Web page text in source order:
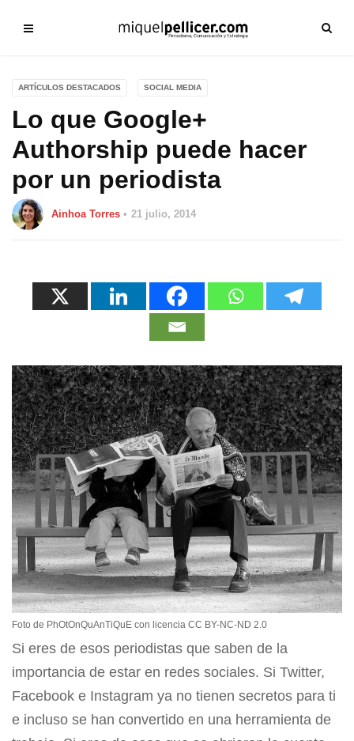
ARTÍCULOS DESTACADOS SOCIAL MEDIA
Lo que Google+
Authorship puede hacer
por un periodista
Ainhoa Torres 21 julio, 2014
Foto de PhOtOnQuAnTiQuE con licencia CC BY-NC-ND 2.0
Si eres de esos periodistas que saben de la
importancia de estar en redes sociales. Si Twitter,
Facebook e Instagram ya no tienen secretos para ti
e incluso se han convertido en una herramienta de